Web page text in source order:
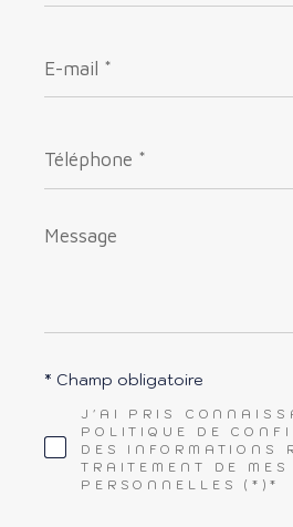
mail
*
*
Message
*
J'AI PRIS
POLITIQUE DE
DES INFORMATIONS
TRAITEMENT DE MES
PERSONNELLES (*)*
* Champ obligatoire